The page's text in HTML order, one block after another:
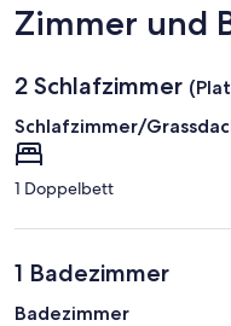
Zimmer und
2 Schlafzimmer
Schlafzimmer/
1 Doppelbett
1 Badezimmer
Badezimmer